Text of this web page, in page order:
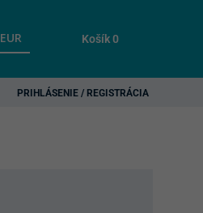
EUR Košík0
PRIHLÁSENIE / REGISTRÁCIA